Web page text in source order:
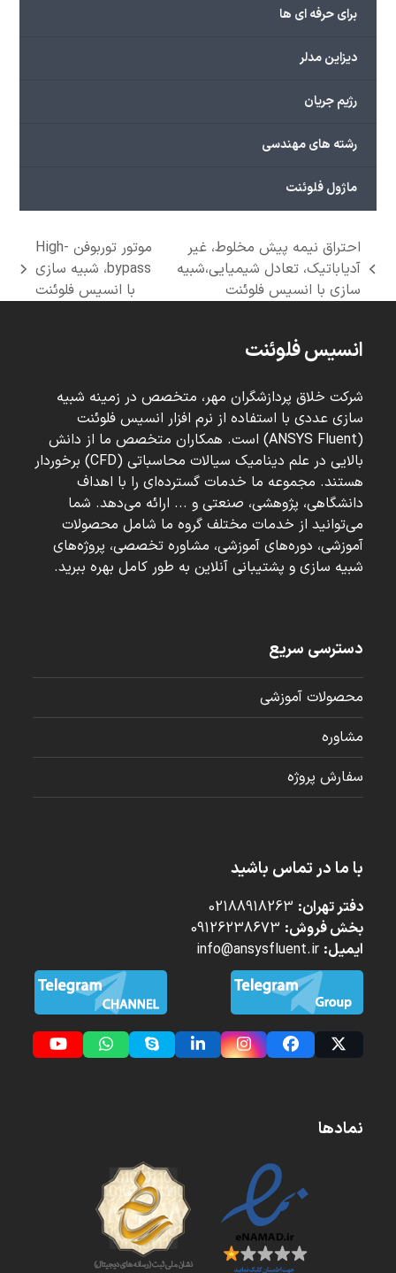
برای حرفه ای ها
دیزاین مدلر
رژیم جریان
رشته های مهندسی
ماژول فلوئنت
previous
post:
احتراق نیمه پیش مخلوط، غیر
آدیاباتیک، تعادل شیمیایی،شبیه
سازی با انسیس فلوئنت
next
post:
موتور توربوفن High-
bypass، شبیه سازی
با انسیس فلوئنت
انسیس فلوئنت
شرکت خلاق پردازشگران مهر، متخصص در زمینه شبیه
سازی عددی با استفاده از نرم افزار انسیس فلوئنت
(ANSYS Fluent) است. همکاران متخصص ما از دانش
بالایی در علم دینامیک سیالات محاسباتی (CFD) برخوردار
هستند. مجموعه ما خدمات گسترده‌ای را با اهداف
دانشگاهی، پژوهشی، صنعتی و ... ارائه می‌دهد. شما
می‌توانید از خدمات مختلف گروه ما شامل محصولات
آموزشی، دوره‌های آموزشی، مشاوره تخصصی، پروژه‌های
شبیه سازی و پشتیبانی آنلاین به طور کامل بهره ببرید.
دسترسی سریع
محصولات آموزشی
مشاوره
سفارش پروژه
با ما در تماس باشید
دفتر تهران:
بخش فروش:
ایمیل: info@ansysfluent.ir
Twitter
Facebook
Instagram
LinkedIn
Skype
Whatsapp
نمادها